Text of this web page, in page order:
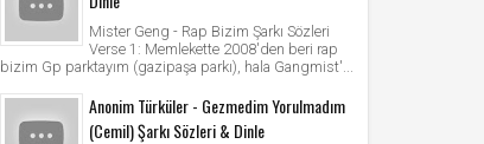
Mister Geng - Rap Bizim Şarkı Sözleri
Verse 1: Memlekette 2008'den beri rap
bizim Gp parktayım (gazipaşa parkı), hala Gangmist'...
Anonim Türküler - Gezmedim Yorulmadım
(Cemil) Şarkı Sözleri & Dinle